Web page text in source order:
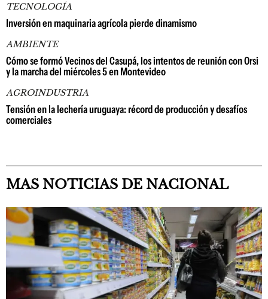
TECNOLOGÍA
Inversión en maquinaria agrícola pierde dinamismo
AMBIENTE
Cómo se formó Vecinos del Casupá, los intentos de reunión con Orsi
y la marcha del miércoles 5 en Montevideo
AGROINDUSTRIA
Tensión en la lechería uruguaya: récord de producción y desafíos
comerciales
MAS NOTICIAS DE NACIONAL